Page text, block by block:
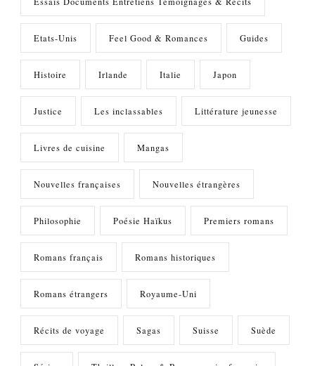
Etats-Unis Feel Good & Romances Guides
Histoire Irlande Italie Japon
Justice Les inclassables Littérature jeunesse
Livres de cuisine Mangas
Nouvelles françaises Nouvelles étrangères
Philosophie Poésie Haïkus Premiers romans
Romans français Romans historiques
Romans étrangers Royaume-Uni
Récits de voyage Sagas Suisse Suède